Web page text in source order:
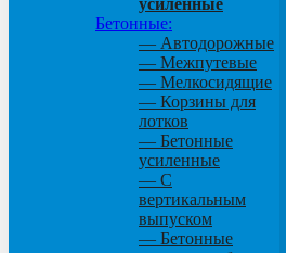
Бетонные:
— Автодорожные
— Межпутевые
— Мелкосидящие
— Корзины для
лотков
— Бетонные
усиленные
— С
вертикальным
выпуском
— Бетонные